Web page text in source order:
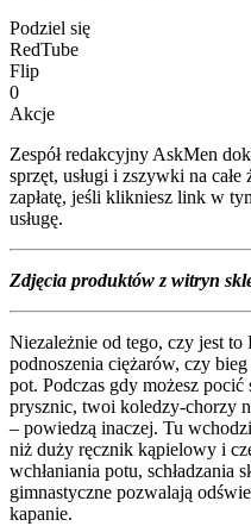
Podziel się
RedTube
Flip
0
Akcje
Zespół redakcyjny AskMen
sprzęt, usługi i zszywki na
zapłatę, jeśli klikniesz link w
usługę.
Zdjęcia produktów z witryn
Niezależnie od tego, czy jest to
podnoszenia ciężarów, czy
pot. Podczas gdy możesz
prysznic, twoi koledzy-chorzy
– powiedzą inaczej. Tu
niż duży ręcznik kąpielowy i
wchłaniania potu, schładzania
gimnastyczne pozwalają
kapanie.